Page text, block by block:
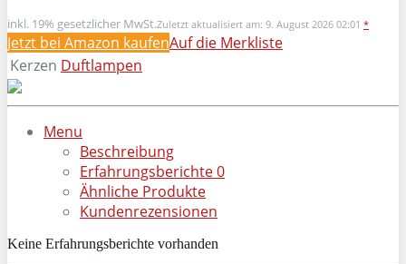
inkl. 19% gesetzlicher MwSt.Zuletzt aktualisiert am: 9. August 2026 02:01 *
Jetzt bei Amazon kaufenAuf die Merkliste
Kerzen Duftlampen
Menu
Beschreibung
Erfahrungsberichte0
Ähnliche Produkte
Kundenrezensionen
Keine Erfahrungsberichte vorhanden